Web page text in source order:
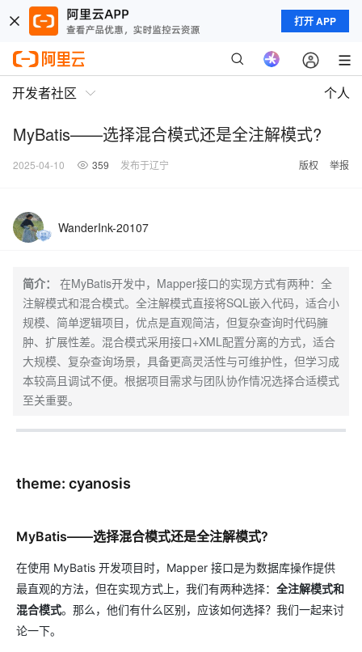
打开 APP
开发者社区 个人
MyBatis——选择混合模式还是全注解模式?
2025-04-10 359 发布于辽宁 版权 举报
WanderInk-20107
简介：
在MyBatis开发中，Mapper接口的实现方式有两种：全
注解模式和混合模式。全注解模式直接将SQL嵌入代码，适合小
规模、简单逻辑项目，优点是直观简洁，但复杂查询时代码臃
肿、扩展性差。混合模式采用接口+XML配置分离的方式，适合
大规模、复杂查询场景，具备更高灵活性与可维护性，但学习成
本较高且调试不便。根据项目需求与团队协作情况选择合适模式
至关重要。
theme: cyanosis
MyBatis——选择混合模式还是全注解模式?
在使用 MyBatis 开发项目时，Mapper 接口是为数据库操作提供
最直观的方法，但在实现方式上，我们有两种选择： 全注解模式和
混合模式。那么，他们有什么区别，应该如何选择？我们一起来讨
论一下。